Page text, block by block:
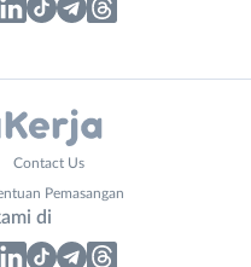
Contact Us
Pemasangan
di